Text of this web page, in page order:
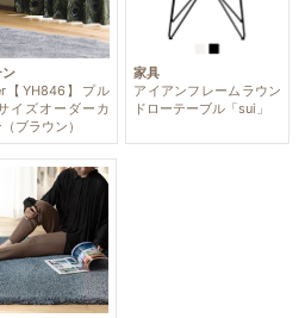
ン
【YH846】プル
イズオーダーカ
ブラウン）
家具
アイアンフレームラウン
ドローテーブル「sui」